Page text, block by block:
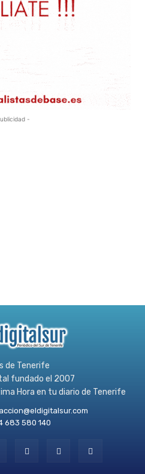
-
de Tenerife
fundado el 2007
Hora en tu diario de Tenerife
683 580 140